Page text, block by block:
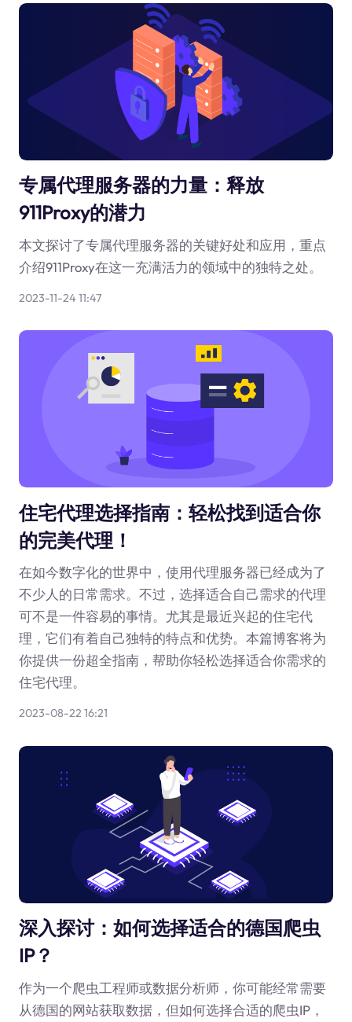
专属代理服务器的力量：释放
911Proxy的潜力
本文探讨了专属代理服务器的关键好处和应用，重点
介绍911Proxy在这一充满活力的领域中的独特之处。
2023-11-24 11:47
住宅代理选择指南：轻松找到适合你
的完美代理！
在如今数字化的世界中，使用代理服务器已经成为了
不少人的日常需求。不过，选择适合自己需求的代理
可不是一件容易的事情。尤其是最近兴起的住宅代
理，它们有着自己独特的特点和优势。本篇博客将为
你提供一份超全指南，帮助你轻松选择适合你需求的
住宅代理。
2023-08-22 16:21
深入探讨：如何选择适合的德国爬虫
IP？
作为一个爬虫工程师或数据分析师，你可能经常需要
从德国的网站获取数据，但如何选择合适的爬虫IP，